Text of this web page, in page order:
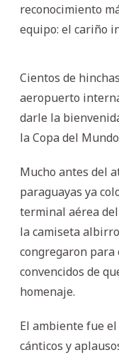
reconocimiento
equipo: el cariño
Cientos de
aeropuerto
darle la
la Copa del
Mucho antes del
paraguayas ya
terminal aérea
la camiseta
congregaron
convencidos de
homenaje.
El ambiente fue
cánticos y